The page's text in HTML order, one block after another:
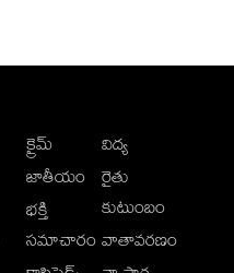
క్రైమ్
జాతీయం
భక్తి
సమాచారం
విద్య
రైతు
కుటుంబం
వాతావరణం